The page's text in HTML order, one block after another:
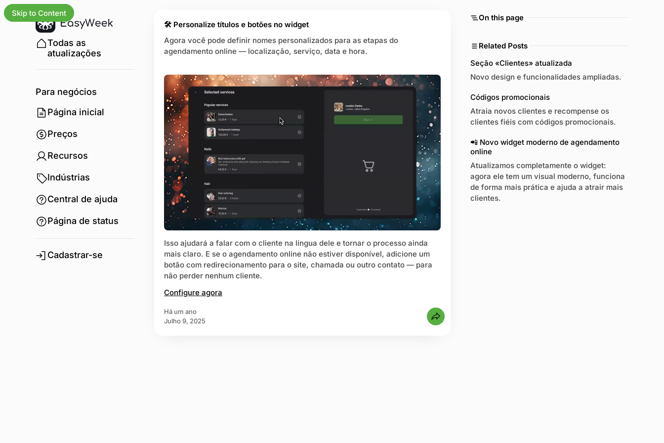
Skip to Content
Todas as
atualizações
Para negócios
Página inicial
Preços
Recursos
Indústrias
Central de ajuda
Página de status
Cadastrar-se
🛠 Personalize títulos e botões no widget
Agora você pode definir nomes personalizados para as etapas do
agendamento online — localização, serviço, data e hora.
Isso ajudará a falar com o cliente na língua dele e tornar o processo ainda
mais claro. E se o agendamento online não estiver disponível, adicione um
botão com redirecionamento para o site, chamada ou outro contato — para
não perder nenhum cliente.
Configure agora
há um ano
Julho 9, 2025
On this page
Related Posts
Seção «Clientes» atualizada
Novo design e funcionalidades ampliadas.
Códigos promocionais
Atraia novos clientes e recompense os
clientes fiéis com códigos promocionais.
📲 Novo widget moderno de agendamento
online
Atualizamos completamente o widget:
agora ele tem um visual moderno, funciona
de forma mais prática e ajuda a atrair mais
clientes.